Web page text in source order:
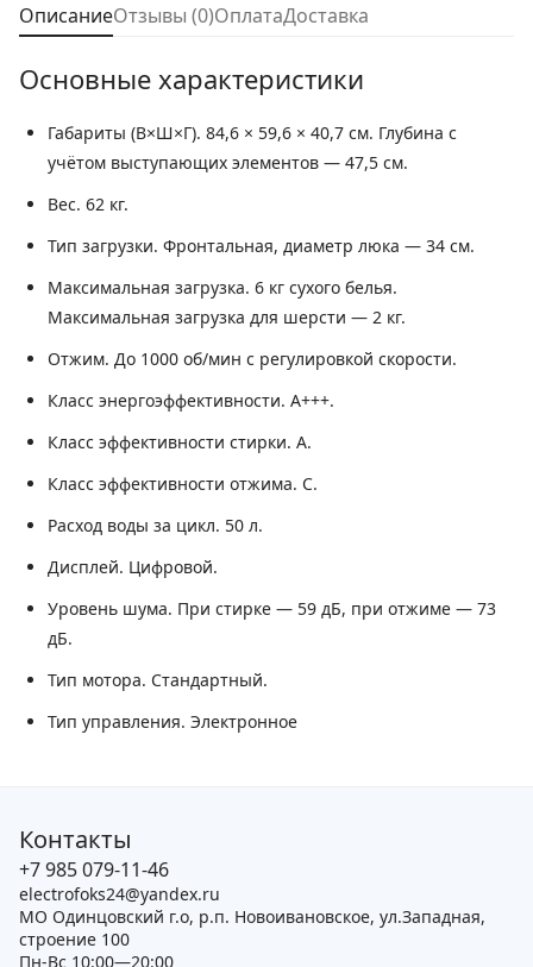
ОписаниеОтзывы (0)ОплатаДоставка
Основные характеристики
Габариты (В×Ш×Г). 84,6 × 59,6 × 40,7 см. Глубина с
учётом выступающих элементов — 47,5 см.
Вес. 62 кг.
Тип загрузки. Фронтальная, диаметр люка — 34 см.
Максимальная загрузка. 6 кг сухого белья.
Максимальная загрузка для шерсти — 2 кг.
Отжим. До 1000 об/мин с регулировкой скорости.
Класс энергоэффективности. A+++.
Класс эффективности стирки. A.
Класс эффективности отжима. C.
Расход воды за цикл. 50 л.
Дисплей. Цифровой.
Уровень шума. При стирке — 59 дБ, при отжиме — 73
дБ.
Тип мотора. Стандартный.
Тип управления. Электронное
Контакты
+7 985 079-11-46
electrofoks24@yandex.ru
МО Одинцовский г.о, р.п. Новоивановское, ул.Западная,
строение 100
Пн-Вс 10:00—20:00